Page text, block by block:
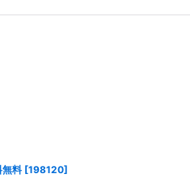
料 [198120]